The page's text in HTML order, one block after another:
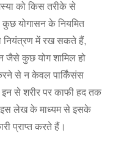
को किस तरीके से
योगासन के नियमित
नियंत्रण में रख सकते हैं,
जैसे कुछ योग शामिल हो
से न केवल पार्किंसंस
से शरीर पर काफी हद तक
लेख के माध्यम से इसके
प्राप्त करते हैं।